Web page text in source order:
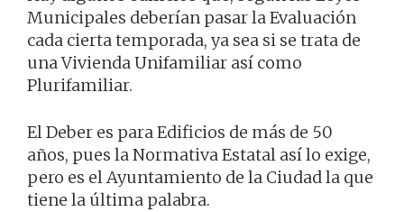
Municipales deberían pasar la Evaluación
cada cierta temporada, ya sea si se trata de
una Vivienda Unifamiliar así como
Plurifamiliar.
El Deber es para Edificios de más de 50
años, pues la Normativa Estatal así lo exige,
pero es el Ayuntamiento de la Ciudad la que
tiene la última palabra.